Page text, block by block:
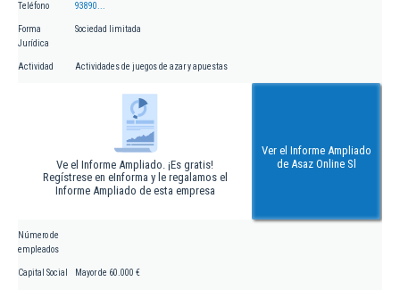
Teléfono 93890...
Forma
Jurídica
Sociedad limitada
Actividad Actividades de juegos de azar y apuestas
Ve el Informe Ampliado. ¡Es gratis!
Regístrese en eInforma y le regalamos el
Informe Ampliado de esta empresa
Ver el Informe Ampliado
de Asaz Online Sl
Número de
empleados
Capital Social Mayor de 60.000 €